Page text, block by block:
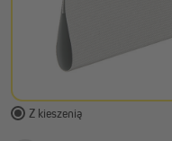
Z kieszenią